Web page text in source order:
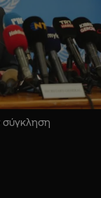
σύγκληση